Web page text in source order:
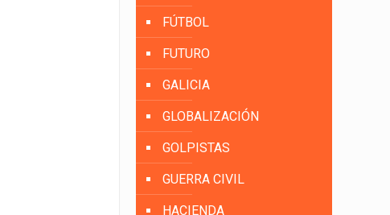
FÚTBOL
FUTURO
GALICIA
GLOBALIZACIÓN
GOLPISTAS
GUERRA CIVIL
HACIENDA